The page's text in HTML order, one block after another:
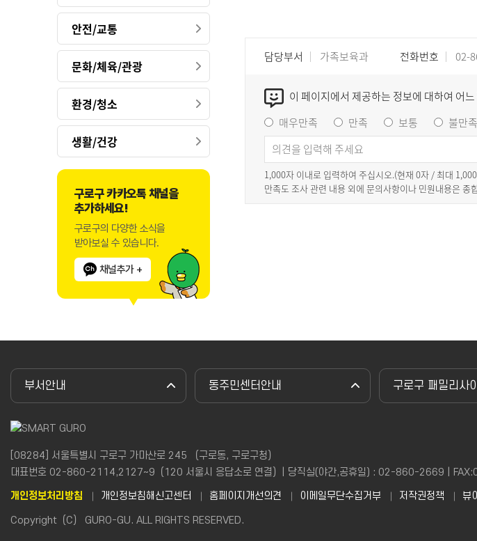
안전/교통
문화/체육/관광
환경/청소
생활/건강
구로구 카카오톡 채널을
추가하세요!
구로구의 다양한 소식을
받아보실 수 있습니다.
채널추가 +
담당부서 가족보육과 전화번호 02-
이 페이지에서 제공하는 정보에 대하여 어
매우만족
만족 보통 불만족
1,000자 이내로 입력하여 주십시오.(현재0자 / 최대
만족도 조사 관련 내용 외에 문의사항이나 민원내용은 종
부서안내 동주민센터안내 구로구 패밀리사
[08284] 서울특별시 구로구 가마산로 245 （구로동, 구로구청）
대표번호 02-860-2114,2127~9（120 서울시 응답소로 연결）| 당직실(야간,공휴일) : 02-860-2669 |
개인정보처리방침
개인정보침해신고센터 홈페이지개선의견 이메일무단수집거부 저작권정책 뷰
Copyright（C） GURO-GU. ALL RIGHTS RESERVED.